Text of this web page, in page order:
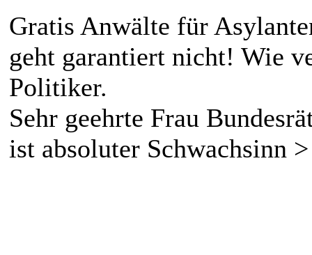
Gratis Anwälte für
geht garantiert nicht! Wie
Politiker.
Sehr geehrte Frau
ist absoluter Schwachsinn